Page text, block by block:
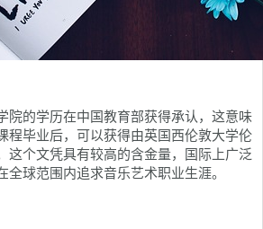
的学历在中国教育部获得承认，这意味
程毕业后，可以获得由英国西伦敦大学伦
这个文凭具有较高的含金量，国际上广泛
全球范围内追求音乐艺术职业生涯。